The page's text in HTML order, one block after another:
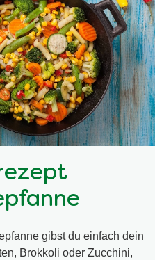
gibst du einfach dein
Brokkoli oder Zucchini,